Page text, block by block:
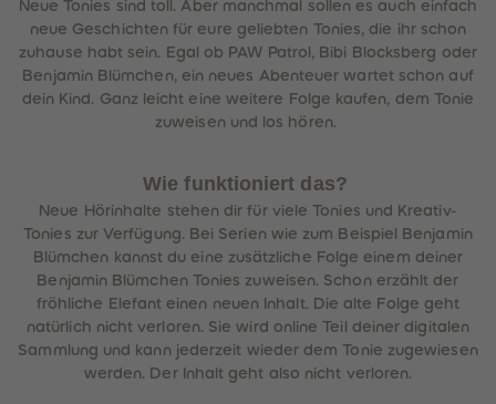
Neue Tonies sind toll. Aber manchmal sollen es auch einfach
neue Geschichten für eure geliebten Tonies, die ihr schon
zuhause habt sein. Egal ob PAW Patrol, Bibi Blocksberg oder
Benjamin Blümchen, ein neues Abenteuer wartet schon auf
dein Kind. Ganz leicht eine weitere Folge kaufen, dem Tonie
zuweisen und los hören.
Wie funktioniert das?
Neue Hörinhalte stehen dir für viele Tonies und Kreativ-
Tonies zur Verfügung. Bei Serien wie zum Beispiel Benjamin
Blümchen kannst du eine zusätzliche Folge einem deiner
Benjamin Blümchen Tonies zuweisen. Schon erzählt der
fröhliche Elefant einen neuen Inhalt. Die alte Folge geht
natürlich nicht verloren. Sie wird online Teil deiner digitalen
Sammlung und kann jederzeit wieder dem Tonie zugewiesen
werden. Der Inhalt geht also nicht verloren.